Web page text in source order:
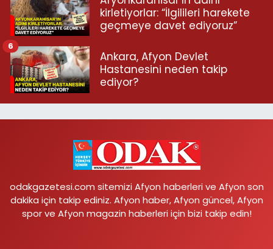
kirletiyorlar: “İlgilileri harekete
geçmeye davet ediyoruz”
Ankara, Afyon Devlet
Hastanesini neden takip
ediyor?
6
odakgazetesi.com sitemizi Afyon haberleri ve Afyon son
dakika için takip ediniz. Afyon haber, Afyon güncel, Afyon
spor ve Afyon magazin haberleri için bizi takip edin!